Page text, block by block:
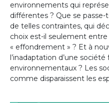
environnements qui
différentes ? Que se
de telles contraintes, qui
choix est-il seulement
« effondrement » ? Et à
l’inadaptation d’une
environnementaux ? Les
comme disparaissent les